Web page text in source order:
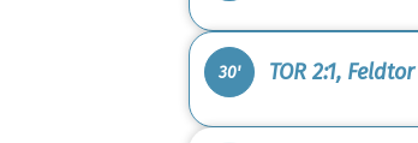
30' TOR 2:1, Feldtor